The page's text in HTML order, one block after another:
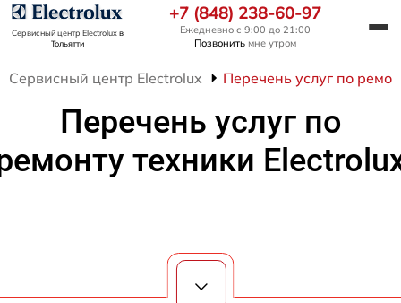
Сервисный центр Electroluxв
Тольятти
+7 (848) 238-60-97
Ежедневно с 9:00 до 21:00
Позвонить мне утром
Сервисный центр Electrolux Перечень услуг по
Перечень услуг по
техники